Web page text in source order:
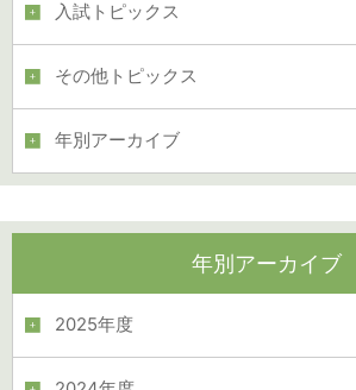
入試トピックス
その他トピックス
年別アーカイブ
年別アーカイブ
2025年度